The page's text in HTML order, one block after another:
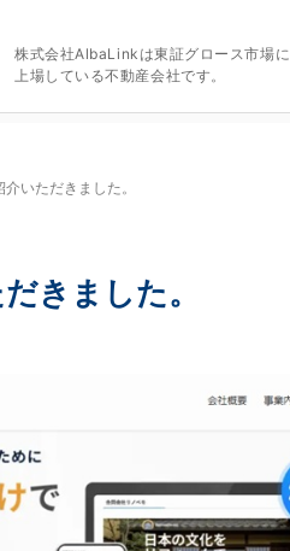
株式会社AlbaLinkは東証グロース市場に
上場している不動産会社です。
いただきました。
きました。